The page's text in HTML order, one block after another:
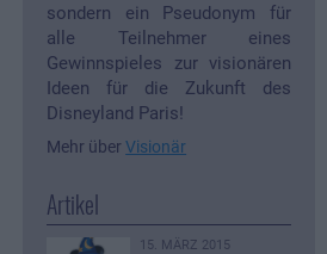
sondern ein Pseudonym für
alle Teilnehmer eines
Gewinnspieles zur visionären
Ideen für die Zukunft des
Disneyland Paris!
Mehr überVisionär
Artikel
15. MÄRZ 2015